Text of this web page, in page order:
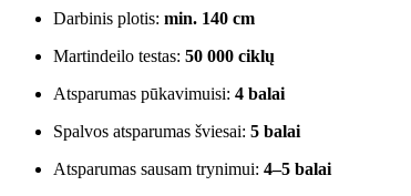
Darbinis plotis: min. 140 cm
Martindeilo testas: 50 000 ciklų
Atsparumas pūkavimuisi: 4 balai
Spalvos atsparumas šviesai: 5 balai
Atsparumas sausam trynimui: 4–5 balai